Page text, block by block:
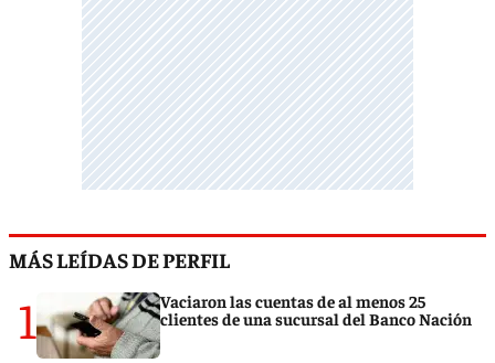
MÁS LEÍDAS DE PERFIL
1
Vaciaron las cuentas de al menos 25
clientes de una sucursal del Banco Nación